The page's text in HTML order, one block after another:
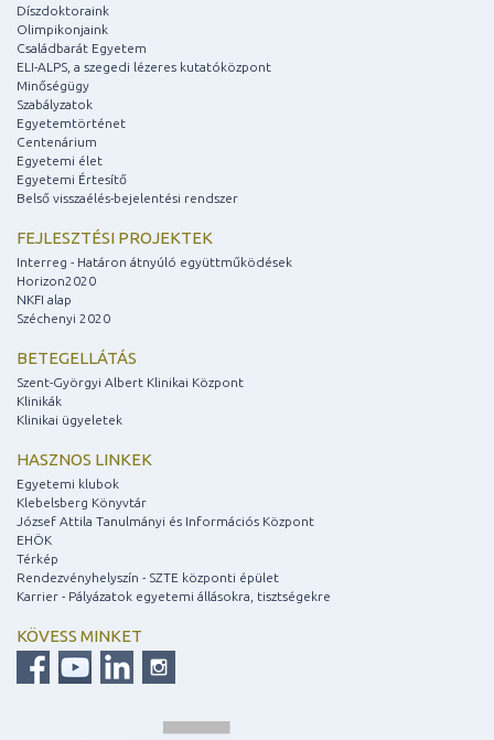
Díszdoktoraink
Olimpikonjaink
Családbarát Egyetem
ELI-ALPS, a szegedi lézeres kutatóközpont
Minőségügy
Szabályzatok
Egyetemtörténet
Centenárium
Egyetemi élet
Egyetemi Értesítő
Belső visszaélés-bejelentési rendszer
FEJLESZTÉSI PROJEKTEK
Interreg - Határon átnyúló együttműködések
Horizon2020
NKFI alap
Széchenyi 2020
BETEGELLÁTÁS
Szent-Györgyi Albert Klinikai Központ
Klinikák
Klinikai ügyeletek
HASZNOS LINKEK
Egyetemi klubok
Klebelsberg Könyvtár
József Attila Tanulmányi és Információs Központ
EHÖK
Térkép
Rendezvényhelyszín - SZTE központi épület
Karrier - Pályázatok egyetemi állásokra, tisztségekre
KÖVESS MINKET